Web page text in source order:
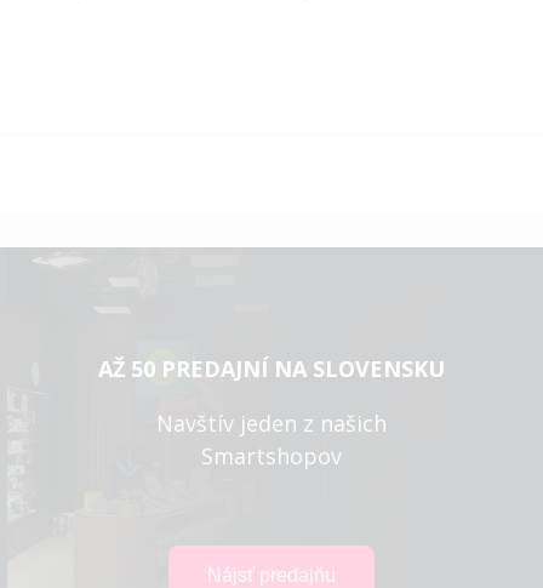
AŽ 50 PREDAJNÍ NA SLOVENSKU
Navštív jeden z našich
Smartshopov